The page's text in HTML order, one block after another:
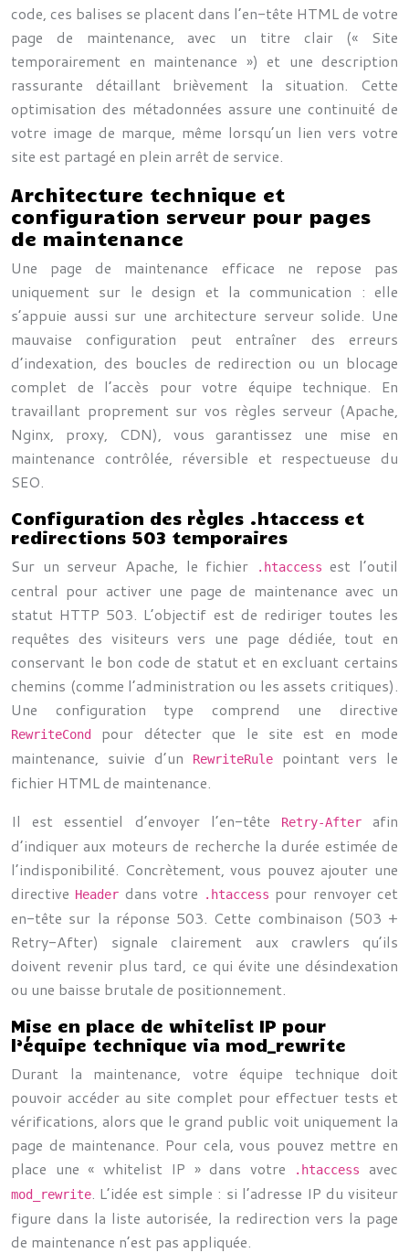
code, ces balises se placent dans l’en-tête HTML de votre
page de maintenance, avec un titre clair (« Site
temporairement en maintenance ») et une description
rassurante détaillant brièvement la situation. Cette
optimisation des métadonnées assure une continuité de
votre image de marque, même lorsqu’un lien vers votre
site est partagé en plein arrêt de service.
Architecture technique et
configuration serveur pour pages
de maintenance
Une page de maintenance efficace ne repose pas
uniquement sur le design et la communication : elle
s’appuie aussi sur une architecture serveur solide. Une
mauvaise configuration peut entraîner des erreurs
d’indexation, des boucles de redirection ou un blocage
complet de l’accès pour votre équipe technique. En
travaillant proprement sur vos règles serveur (Apache,
Nginx, proxy, CDN), vous garantissez une mise en
maintenance contrôlée, réversible et respectueuse du
SEO.
Configuration des règles .htaccess et
redirections 503 temporaires
Sur un serveur Apache, le fichier .htaccess est l’outil
central pour activer une page de maintenance avec un
statut HTTP 503. L’objectif est de rediriger toutes les
requêtes des visiteurs vers une page dédiée, tout en
conservant le bon code de statut et en excluant certains
chemins (comme l’administration ou les assets critiques).
Une configuration type comprend une directive
RewriteCond
pour détecter que le site est en mode
maintenance, suivie d’un
RewriteRule
pointant vers le
fichier HTML de maintenance.
Il est essentiel d’envoyer l’en-tête
Retry-Afterafin
d’indiquer aux moteurs de recherche la durée estimée de
l’indisponibilité. Concrètement, vous pouvez ajouter une
directive Header dans votre .htaccess pour renvoyer cet
en-tête sur la réponse 503. Cette combinaison (503 +
Retry-After) signale clairement aux crawlers qu’ils
doivent revenir plus tard, ce qui évite une désindexation
ou une baisse brutale de positionnement.
Mise en place de whitelist IP pour
l’équipe technique via mod_rewrite
Durant la maintenance, votre équipe technique doit
pouvoir accéder au site complet pour effectuer tests et
vérifications, alors que le grand public voit uniquement la
page de maintenance. Pour cela, vous pouvez mettre en
place une « whitelist IP » dans votre
.htaccess avec
mod_rewrite. L’idée est simple : si l’adresse IP du visiteur
figure dans la liste autorisée, la redirection vers la page
de maintenance n’est pas appliquée.